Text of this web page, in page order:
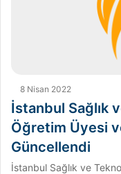
8 Nisan 2022
İstanbul Sağlık
Öğretim Üyesi
Güncellendi
İstanbul Sağlık ve